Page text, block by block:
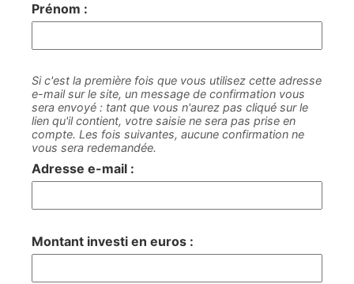
Prénom :
Si c'est la première fois que vous utilisez cette adresse
e-mail sur le site, un message de confirmation vous
sera envoyé : tant que vous n'aurez pas cliqué sur le
lien qu'il contient, votre saisie ne sera pas prise en
compte. Les fois suivantes, aucune confirmation ne
vous sera redemandée.
Adresse e-mail :
Montant investi en euros :